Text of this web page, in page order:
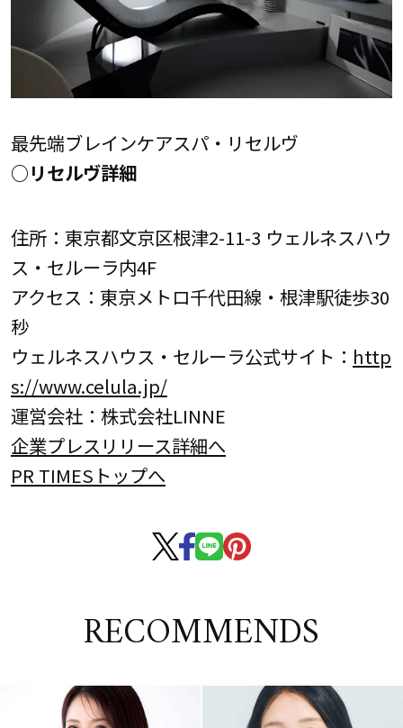
最先端ブレインケアスパ・リセルヴ
○リセルヴ詳細
住所：東京都文京区根津2-11-3 ウェルネスハウ
ス・セルーラ内4F
アクセス：東京メトロ千代田線・根津駅徒歩30
秒
ウェルネスハウス・セルーラ公式サイト： http
s://www.celula.jp/
運営会社：株式会社LINNE
企業プレスリリース詳細へ
PR TIMESトップへ
RECOMMENDS